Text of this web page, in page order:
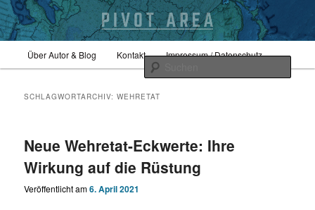
primären
springen
sekundären
springenpivotarea
HauptmenüÜber Autor & Blog Kontakt Impressum / Datenschutz
SCHLAGWORTARCHIV:WEHRETAT
Neue Wehretat-Eckwerte: Ihre
Wirkung auf die Rüstung
Veröffentlicht am6. April 2021